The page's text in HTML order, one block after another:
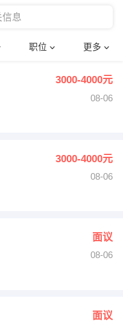
职位 更多
护士3000-4000元
08-06
3000-4000元
08-06
面议
08-06
面议